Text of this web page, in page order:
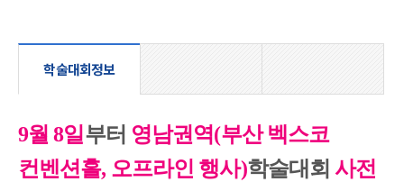
학술대회정보
9월 8일 부터 영남권역(부산 벡스코
컨벤션홀, 오프라인 행사)학술대회사전